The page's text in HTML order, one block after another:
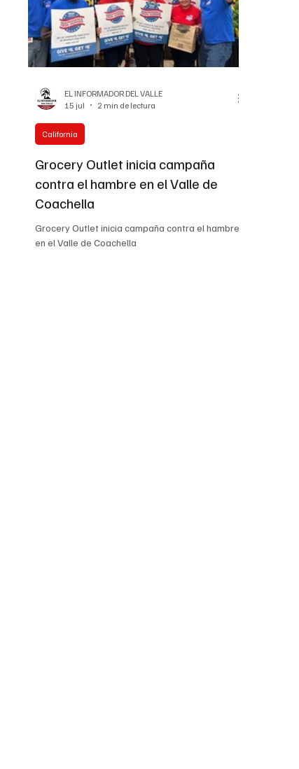
Grocery Outlet inicia campaña
contra el hambre en el Valle de
Coachella
Grocery Outlet inicia campaña contra el hambre
en el Valle de Coachella
California
EL INFORMADOR DEL VALLE
15 jul
2 min de lectura